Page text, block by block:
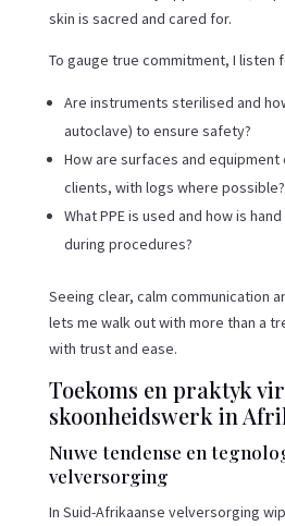
skin is sacred and cared for.
To gauge true commitment, I listen
Are instruments sterilised and
autoclave) to ensure safety?
How are surfaces and
clients, with logs where possible?
What PPE is used and how is
during procedures?
Seeing clear, calm communication
lets me walk out with more than a
with trust and ease.
Toekoms en praktyk vir
skoonheidswerk in
Nuwe tendense en
velversorging
In Suid-Afrikaanse velversorging